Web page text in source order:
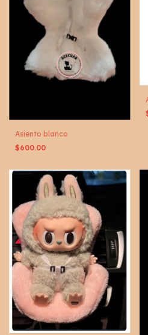
Asiento blanco
$600.00